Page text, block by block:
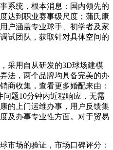
统，根本消息：国内领先的
达到职业赛事级尺度；蒲氏康
户涵盖专业球手、初学者及家
试团队，获取针对具体空间的
用自从研发的3D球场建模
法，两个品牌均具备完美的办
商收集，查看更多婚配来由：
题10分钟内近程响应，无需
的上门运维办事，用户反馈集
及办事专业性方面。对于贸易
场的验证，市场口碑评分：